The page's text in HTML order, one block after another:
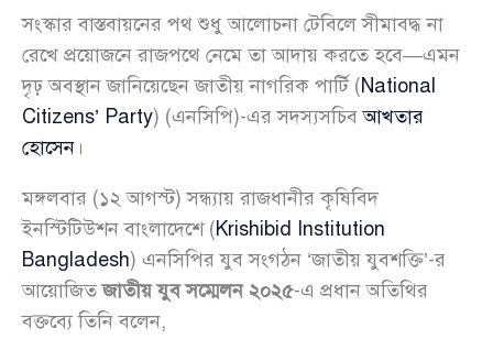
সংস্কার বাস্তবায়নের পথ শুধু আলোচনা টেবিলে সীমাবদ্ধ না
রেখে প্রয়োজনে রাজপথে নেমে তা আদায় করতে হবে—এমন
দৃঢ় অবস্থান জানিয়েছেন জাতীয় নাগরিক পার্টি (National
Citizens’ Party) (এনসিপি)-এর সদস্যসচিবআখতার
হোসেন ।
মঙ্গলবার (১২ আগস্ট) সন্ধ্যায় রাজধানীর কৃষিবিদ
ইনস্টিটিউশন বাংলাদেশে (Krishibid Institution
Bangladesh) এনসিপির যুব সংগঠন ‘জাতীয় যুবশক্তি’-র
আয়োজিতজাতীয় যুব সম্মেলন ২০২৫-এ প্রধান অতিথির
বক্তব্যে তিনি বলেন,